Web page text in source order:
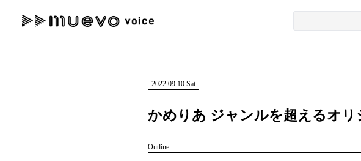
"読者の声を形にする”音楽特化メディア
2022.09.10 Sat
かめりあ ジャンルを超えるオリ
Outline